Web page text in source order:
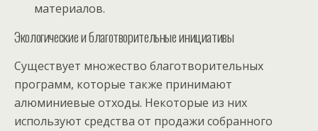
материалов.
Экологические и благотворительные инициативы
Существует множество благотворительных
программ, которые также принимают
алюминиевые отходы. Некоторые из них
используют средства от продажи собранного